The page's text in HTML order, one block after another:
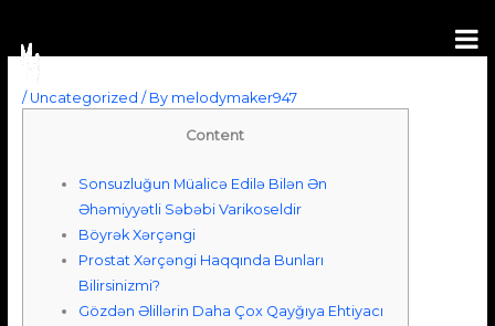
content
/ Uncategorized / By melodymaker947
Content
Sonsuzluğun Müalicə Edilə Bilən Ən
Əhəmiyyətli Səbəbi Varikoseldir
Böyrək Xərçəngi
Prostat Xərçəngi Haqqında Bunları
Bilirsinizmi?
Gözdən Əlillərin Daha Çox Qayğıya Ehtiyacı